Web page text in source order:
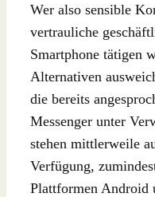
Wer also sensible
vertrauliche
Smartphone tätigen
Alternativen
die bereits
Messenger unter
stehen mittlerweile
Verfügung,
Plattformen Android